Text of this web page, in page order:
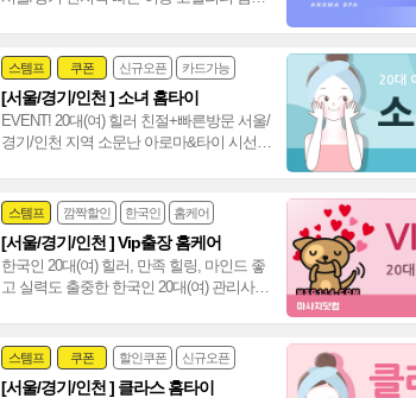
스템프 쿠폰 신규오픈 카드가능
24시 홈케어
[서울/경기/인천 ] 소녀 홈타이
EVENT! 20대(여) 힐러 친절+빠른방문 서울/
경기/인천 지역 소문난 아로마&타이 시선
스템프 깜짝할인 한국인 홈케어
[서울/경기/인천 ] Vip출장 홈케어
한국인 20대(여) 힐러, 만족 힐링, 마인드 좋
고 실력도 출중한 한국인 20대(여) 관리사,
스템프 쿠폰 할인쿠폰 신규오픈
24시 홈케어
[서울/경기/인천 ] 클라스 홈타이